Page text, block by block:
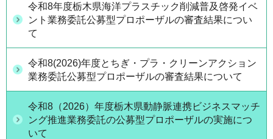
令和8年度栃木県海洋プラスチック削減普及啓発イベ
ント業務委託公募型プロポーザルの審査結果につい
て
令和8(2026)年度とちぎ・プラ・クリーンアクション
業務委託公募型プロポーザルの審査結果について
令和8（2026）年度栃木県動静脈連携ビジネスマッチ
ング推進業務委託の公募型プロポーザルの実施につ
いて